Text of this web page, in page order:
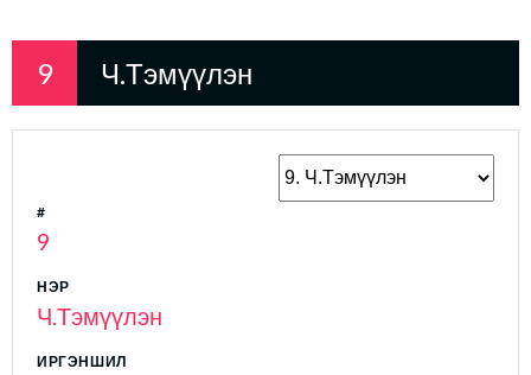
9 Ч.Тэмүүлэн
#
9
НЭР
Ч.Тэмүүлэн
ИРГЭНШИЛ